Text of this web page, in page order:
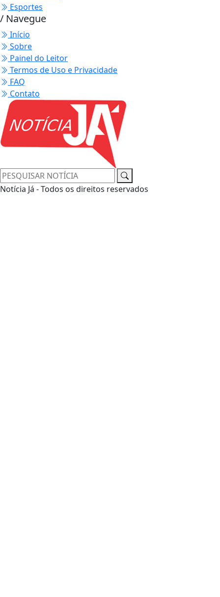
Esportes
/ Navegue
Início
Sobre
Painel do Leitor
Termos de Uso e Privacidade
FAQ
Contato
Notícia Já - Todos os direitos reservados